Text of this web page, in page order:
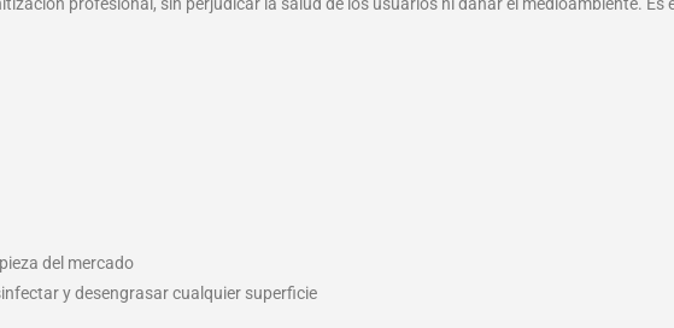
del mercado
y desengrasar cualquier superficie